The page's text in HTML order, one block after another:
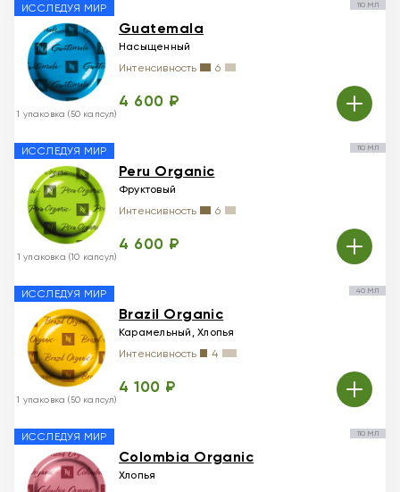
ИССЛЕДУЯ МИР
1 упаковка (50 капсул)
Guatemala
Насыщенный
Интенсивность
6
4 600 ₽
110 МЛ
ИССЛЕДУЯ МИР
1 упаковка (10 капсул)
Peru Organic
Фруктовый
Интенсивность
6
4 600 ₽
110 МЛ
ИССЛЕДУЯ МИР
1 упаковка (50 капсул)
Brazil Organic
Карамельный, Хлопья
Интенсивность
4
4 100 ₽
40 МЛ
ИССЛЕДУЯ МИР
Colombia Organic
Хлопья
110 МЛ